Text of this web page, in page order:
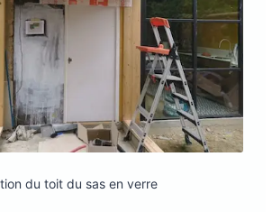
du toit du sas en verre